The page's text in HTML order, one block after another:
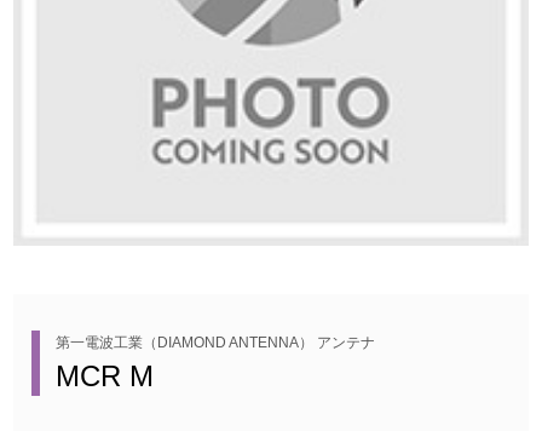
第一電波工業（DIAMOND ANTENNA） アンテナ
MCR M